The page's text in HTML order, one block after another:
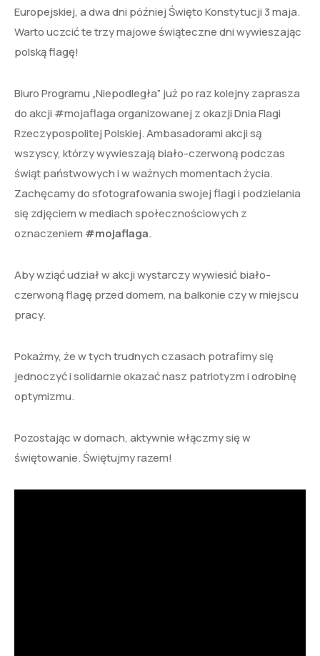
Europejskiej, a dwa dni później Święto Konstytucji 3 maja.
Warto uczcić te trzy majowe świąteczne dni wywieszając
polską flagę!
Biuro Programu „Niepodległa” już po raz kolejny zaprasza
do akcji #mojaflaga organizowanej z okazji Dnia Flagi
Rzeczypospolitej Polskiej. Ambasadorami akcji są
wszyscy, którzy wywieszają biało-czerwoną podczas
świąt państwowych i w ważnych momentach życia.
Zachęcamy do sfotografowania swojej flagi i podzielania
się zdjęciem w mediach społecznościowych z
oznaczeniem #mojaflaga.
Aby wziąć udział w akcji wystarczy wywiesić biało-
czerwoną flagę przed domem, na balkonie czy w miejscu
pracy.
Pokażmy, że w tych trudnych czasach potrafimy się
jednoczyć i solidarnie okazać nasz patriotyzm i odrobinę
optymizmu.
Pozostając w domach, aktywnie włączmy się w
świętowanie. Świętujmy razem!